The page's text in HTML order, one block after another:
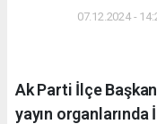
07.12.2024 -
Ak Parti İlçe
yayın organlarında